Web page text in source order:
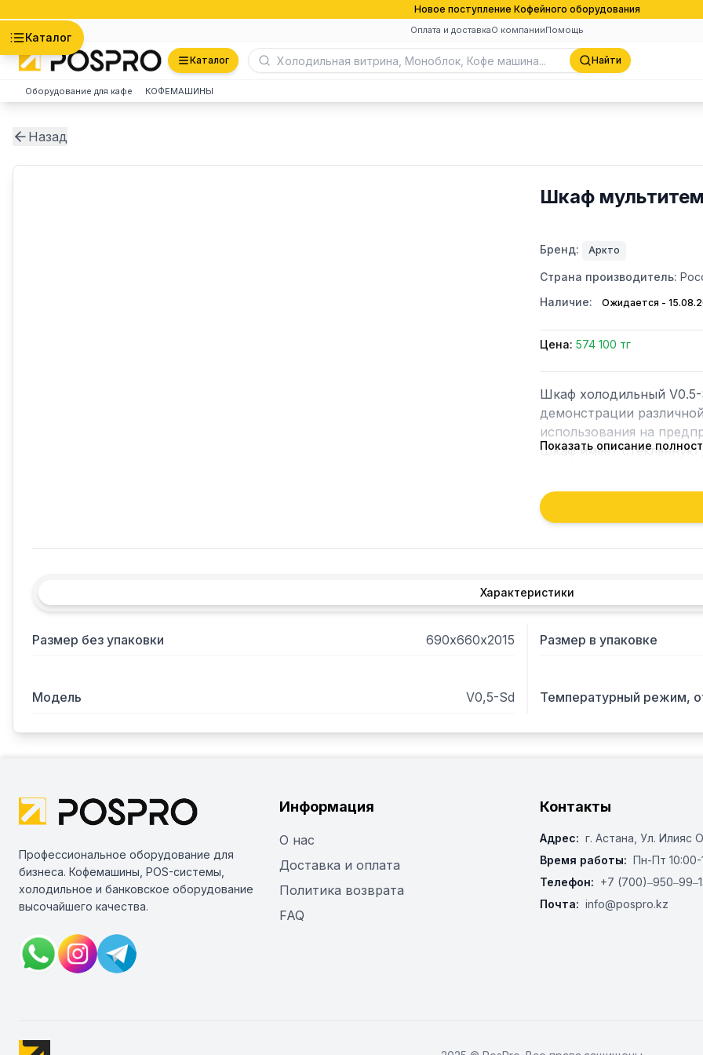
Новое поступление Кофейного оборудования
Оплата и доставкаО компанииПомощь
Каталог
Каталог Найти
Оборудование для кафе КОФЕМАШИНЫ
Назад
Шкаф
Бренд: Аркто
Страна производитель:
Наличие:
Ожидается -
Цена: 574 100 тг
Шкаф холодильный V0.5-
демонстрации
использования на
Шкаф имеет стеклянную
расположение
охлаждения
испарения конденсата,
размер полки - 530*450
Показать описание
Характеристики
Размер без упаковки 690х660х2015 Размер в упаковке
Модель V0,5-Sd Температурный режим,
Профессиональное оборудование для
бизнеса. Кофемашины, POS-системы,
холодильное и банковское оборудование
высочайшего качества.
Информация
О нас
Доставка и оплата
Политика возврата
FAQ
Контакты
Адрес: г. Астана, ​Ул. Илияс
Время работы: Пн-Пт 10:00-
Телефон: +7
Почта: info@pospro.kz